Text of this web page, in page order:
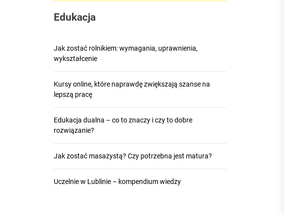
Edukacja
Jak zostać rolnikiem: wymagania, uprawnienia,
wykształcenie
Kursy online, które naprawdę zwiększają szanse na
lepszą pracę
Edukacja dualna – co to znaczy i czy to dobre
rozwiązanie?
Jak zostać masażystą? Czy potrzebna jest matura?
Uczelnie w Lublinie – kompendium wiedzy